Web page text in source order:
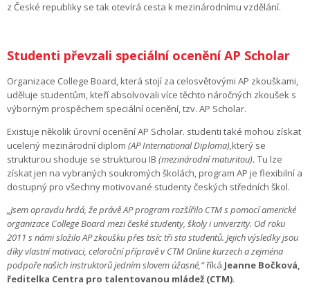
z České republiky se tak otevírá cesta k mezinárodnímu vzdělání.
Studenti převzali speciální ocenění AP Scholar
Organizace College Board, která stojí za celosvětovými AP zkouškami,
uděluje studentům, kteří absolvovali více těchto náročných zkoušek s
výborným prospěchem speciální ocenění, tzv. AP Scholar.
Existuje několik úrovní ocenění AP Scholar. studenti také mohou získat
ucelený mezinárodní diplom (AP International Diploma),který se
strukturou shoduje se strukturou IB (mezinárodní maturitou). Tu lze
získat jen na vybraných soukromých školách, program AP je flexibilní a
dostupný pro všechny motivované studenty českých středních škol.
„Jsem opravdu hrdá, že právě AP program rozšířilo CTM s pomocí americké
organizace College Board mezi české studenty, školy i univerzity. Od roku
2011 s námi složilo AP zkoušku přes tisíc tři sta studentů. Jejich výsledky jsou
díky vlastní motivaci, celoroční přípravě v CTM Online kurzech a zejména
podpoře našich instruktorů jedním slovem úžasné,“říká Jeanne Bočková,
ředitelka Centra pro talentovanou mládež (CTM).